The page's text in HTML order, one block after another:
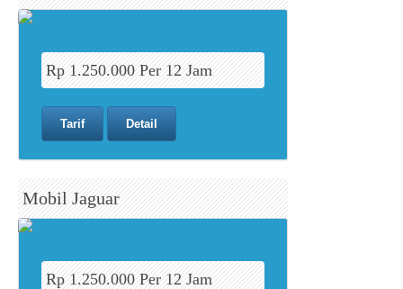
Rp 1.250.000 Per 12 Jam
Tarif Detail
Mobil Jaguar
Rp 1.250.000 Per 12 Jam